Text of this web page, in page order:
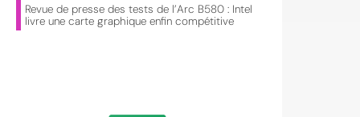
Revue de presse des tests de l’Arc B580 : Intel
livre une carte graphique enfin compétitive